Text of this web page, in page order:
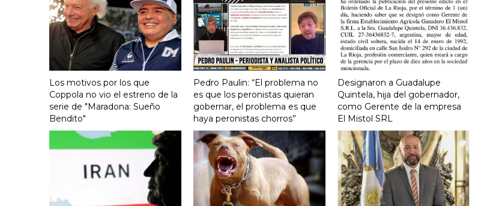
Los motivos por los que
Coppola no vio el estreno de la
serie de "Maradona: Sueño
Bendito"
Pedro Paulin: “El problema no
es que los peronistas quieran
gobernar, el problema es que
haya peronistas chorros”
Designaron a Guadalupe
Quintela, hija del gobernador,
como Gerente de la empresa
El Mistol SRL